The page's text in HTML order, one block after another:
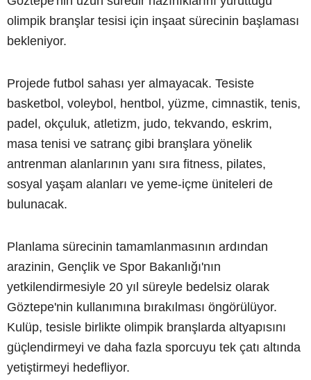
olimpik branşlar tesisi için inşaat sürecinin başlaması
bekleniyor.
Projede futbol sahası yer almayacak. Tesiste
basketbol, voleybol, hentbol, yüzme, cimnastik, tenis,
padel, okçuluk, atletizm, judo, tekvando, eskrim,
masa tenisi ve satranç gibi branşlara yönelik
antrenman alanlarının yanı sıra fitness, pilates,
sosyal yaşam alanları ve yeme-içme üniteleri de
bulunacak.
Planlama sürecinin tamamlanmasının ardından
arazinin, Gençlik ve Spor Bakanlığı'nın
yetkilendirmesiyle 20 yıl süreyle bedelsiz olarak
Göztepe'nin kullanımına bırakılması öngörülüyor.
Kulüp, tesisle birlikte olimpik branşlarda altyapısını
güçlendirmeyi ve daha fazla sporcuyu tek çatı altında
yetiştirmeyi hedefliyor.